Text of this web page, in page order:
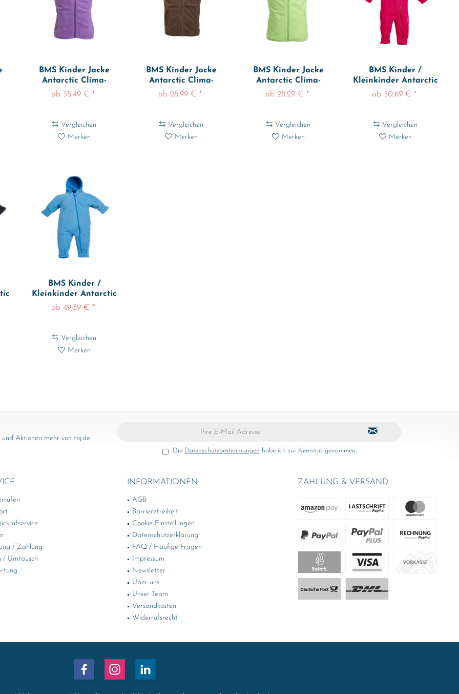
BMS Kinder Jacke
Antarctic Clima-
Fleece Weste...
ab 35,49 € *
Vergleichen
Merken
BMS Kinder Jacke
Antarctic Clima-
Fleece Weste...
ab 28,99 € *
Vergleichen
Merken
BMS Kinder Jacke
Antarctic Clima-
Fleece Weste...
ab 28,29 € *
Vergleichen
Merken
BMS Kinder /
Kleinkinder Antarctic
Clima-Fleece...
ab 50,69 € *
Vergleichen
Merken
BMS Kinder /
Kleinkinder Antarctic
Clima-Fleece...
ab 49,39 € *
Vergleichen
Merken
Aktionen mehr von toj.de.
Die Datenschutzbestimmungen habe ich zur Kenntnis genommen.
/ Zahlung
/ Umtausch
INFORMATIONEN
AGB
Barrierefreiheit
Cookie-Einstellungen
Datenschutzerklärung
FAQ / Häufige Fragen
Impressum
Newsletter
Über uns
Unser Team
Versandkosten
Widerrufsrecht
ZAHLUNG & VERSAND